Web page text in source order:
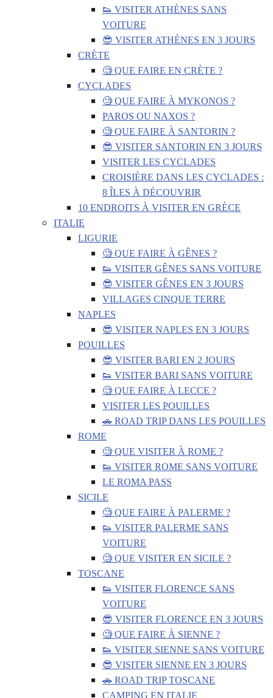
👟 VISITER ATHÈNES SANS
VOITURE
😎 VISITER ATHÈNES EN 3 JOURS
CRÈTE
🧐 QUE FAIRE EN CRÈTE ?
CYCLADES
🧐 QUE FAIRE À MYKONOS ?
PAROS OU NAXOS ?
🧐 QUE FAIRE À SANTORIN ?
😎 VISITER SANTORIN EN 3 JOURS
VISITER LES CYCLADES
CROISIÈRE DANS LES CYCLADES :
8 ÎLES À DÉCOUVRIR
10 ENDROITS À VISITER EN GRÈCE
ITALIE
LIGURIE
🧐 QUE FAIRE À GÊNES ?
👟 VISITER GÊNES SANS VOITURE
😎 VISITER GÊNES EN 3 JOURS
VILLAGES CINQUE TERRE
NAPLES
😎 VISITER NAPLES EN 3 JOURS
POUILLES
😎 VISITER BARI EN 2 JOURS
👟 VISITER BARI SANS VOITURE
🧐 QUE FAIRE À LECCE ?
VISITER LES POUILLES
🚗 ROAD TRIP DANS LES POUILLES
ROME
🧐 QUE VISITER À ROME ?
👟 VISITER ROME SANS VOITURE
LE ROMA PASS
SICILE
🧐 QUE FAIRE À PALERME ?
👟 VISITER PALERME SANS
VOITURE
🧐 QUE VISITER EN SICILE ?
TOSCANE
👟 VISITER FLORENCE SANS
VOITURE
😎 VISITER FLORENCE EN 3 JOURS
🧐 QUE FAIRE À SIENNE ?
👟 VISITER SIENNE SANS VOITURE
😎 VISITER SIENNE EN 3 JOURS
🚗 ROAD TRIP TOSCANE
CAMPING EN ITALIE